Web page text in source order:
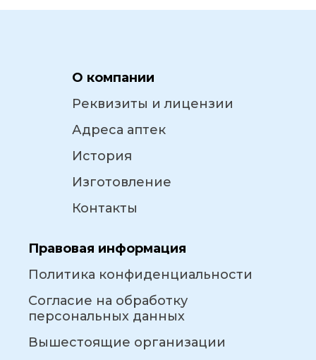
О компании
Реквизиты и лицензии
Адреса аптек
История
Изготовление
Контакты
Правовая информация
Политика конфиденциальности
Согласие на обработку
персональных данных
Вышестоящие организации